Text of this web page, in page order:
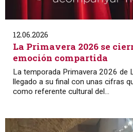
12.06.2026
La Primavera 2026 se
emoción compartida
La temporada Primavera 2026 de
llegado a su final con unas cifras
como referente cultural del...